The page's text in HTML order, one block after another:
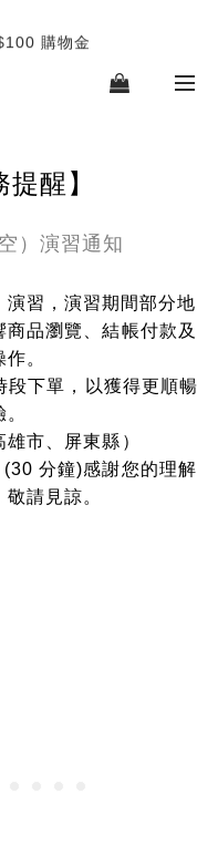
醒】
）演習通知
習，演習期間部分地
品瀏覽、結帳付款及
。
下單，以獲得更順暢
市、屏東縣）
分鐘)感謝您的理解
請見諒。